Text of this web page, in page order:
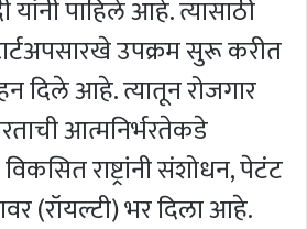
यांनी पाहिले आहे. त्यासाठी
उपक्रम सुरू करीत
दिले आहे. त्यातून रोजगार
आत्मनिर्भरतेकडे
राष्ट्रांनी संशोधन, पेटंट
(रॉयल्टी) भर दिला आहे.